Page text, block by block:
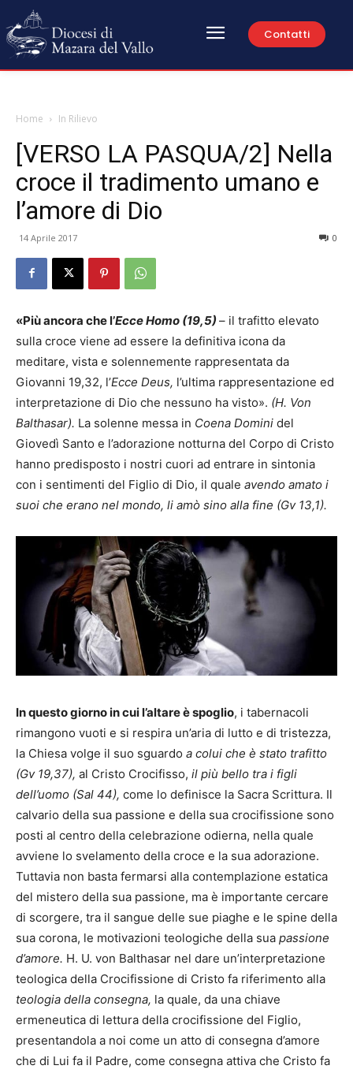
Contatti
Home In Rilievo
[VERSO LA PASQUA/2] Nella
croce il tradimento umano e
l’amore di Dio
14 Aprile 2017 0
«Più ancora che l’Ecce Homo (19,5)– il trafitto elevato
sulla croce viene ad essere la definitiva icona da
meditare, vista e solennemente rappresentata da
Giovanni 19,32, l’Ecce Deus, l’ultima rappresentazione ed
interpretazione di Dio che nessuno ha visto». (H. Von
Balthasar). La solenne messa in Coena Domini del
Giovedì Santo e l’adorazione notturna del Corpo di Cristo
hanno predisposto i nostri cuori ad entrare in sintonia
con i sentimenti del Figlio di Dio, il quale avendo amato i
suoi che erano nel mondo, li amò sino alla fine (Gv 13,1).
In questo giorno in cui l’altare è spoglio, i tabernacoli
rimangono vuoti e si respira un’aria di lutto e di tristezza,
la Chiesa volge il suo sguardo a colui che è stato trafitto
(Gv 19,37), al Cristo Crocifisso, il più bello tra i figli
dell’uomo (Sal 44), come lo definisce la Sacra Scrittura. Il
calvario della sua passione e della sua crocifissione sono
posti al centro della celebrazione odierna, nella quale
avviene lo svelamento della croce e la sua adorazione.
Tuttavia non basta fermarsi alla contemplazione estatica
del mistero della sua passione, ma è importante cercare
di scorgere, tra il sangue delle sue piaghe e le spine della
sua corona, le motivazioni teologiche della sua passione
d’amore. H. U. von Balthasar nel dare un’interpretazione
teologica della Crocifissione di Cristo fa riferimento alla
teologia della consegna, la quale, da una chiave
ermeneutica di lettura della crocifissione del Figlio,
presentandola a noi come un atto di consegna d’amore
che di Lui fa il Padre, come consegna attiva che Cristo fa